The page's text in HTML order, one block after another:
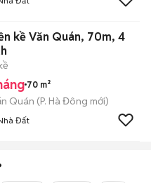
kề Văn Quán, 70m, 4
70 m²
Quán (P. Hà Đông mới)
Đất